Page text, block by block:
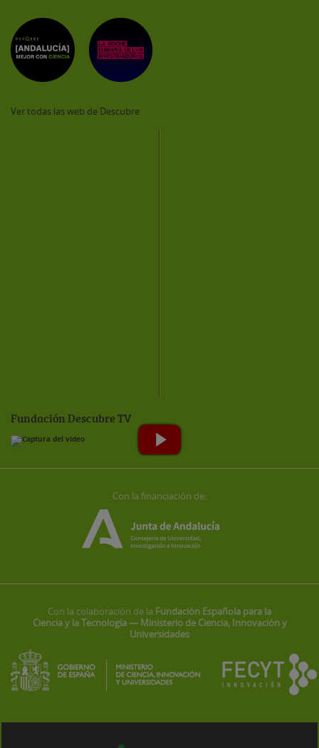
Ver todas las web de Descubre
Fundación Descubre TV
Con la financiación de:
Con la colaboración de la Fundación Española para la
Ciencia y la Tecnología — Ministerio de Ciencia, Innovación y
Universidades